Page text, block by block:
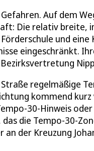
Auf dem
Die relativ breite,
und
eingeschränkt.
regelmäßige
kommend
30-Hinweis
das die Tempo-30-
an der Kreuzung